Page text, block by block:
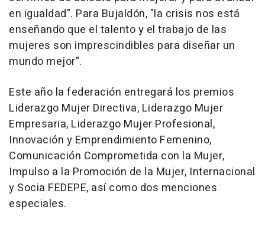
en igualdad". Para Bujaldón, "la crisis nos está
enseñando que el talento y el trabajo de las
mujeres son imprescindibles para diseñar un
mundo mejor".
Este año la federación entregará los premios
Liderazgo Mujer Directiva, Liderazgo Mujer
Empresaria, Liderazgo Mujer Profesional,
Innovación y Emprendimiento Femenino,
Comunicación Comprometida con la Mujer,
Impulso a la Promoción de la Mujer, Internacional
y Socia FEDEPE, así como dos menciones
especiales.